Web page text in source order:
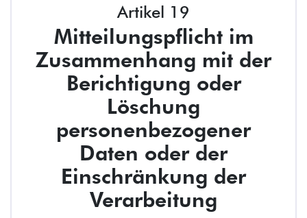
Artikel 19
Mitteilungspflicht im
Zusammenhang mit der
Berichtigung oder
Löschung
personenbezogener
Daten oder der
Einschränkung der
Verarbeitung